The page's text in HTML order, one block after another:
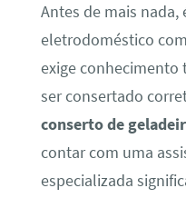
Antes de mais
eletrodoméstico
exige conhecimento
ser consertado
conserto de
contar com uma
especializada